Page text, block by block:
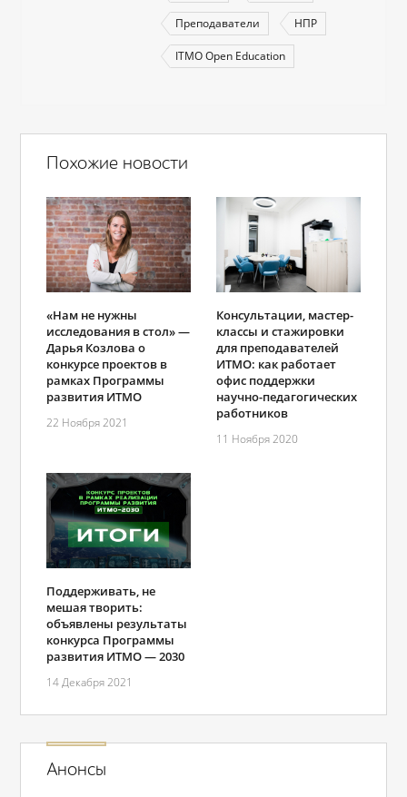
Преподаватели НПР
ITMO Open Education
Похожие новости
«Нам не нужны
исследования в стол» —
Дарья Козлова о
конкурсе проектов в
рамках Программы
развития ИТМО
22 Ноября 2021
Консультации, мастер-
классы и стажировки
для преподавателей
ИТМО: как работает
офис поддержки
научно-педагогических
работников
11 Ноября 2020
Поддерживать, не
мешая творить:
объявлены результаты
конкурса Программы
развития ИТМО ― 2030
14 Декабря 2021
Анонсы